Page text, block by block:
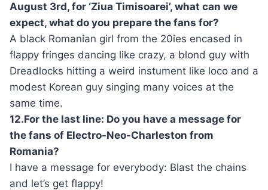
August 3rd, for ‘Ziua Timisoarei’, what can we
expect, what do you prepare the fans for?
A black Romanian girl from the 20ies encased in
flappy fringes dancing like crazy, a blond guy with
Dreadlocks hitting a weird instument like loco and a
modest Korean guy singing many voices at the
same time.
12.For the last line: Do you have a message for
the fans of Electro-Neo-Charleston from
Romania?
I have a message for everybody: Blast the chains
and let’s get flappy!